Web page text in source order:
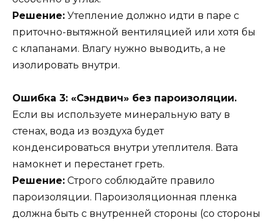
Решение: Утепление должно идти в паре с
приточно-вытяжной вентиляцией или хотя бы
с клапанами. Влагу нужно выводить, а не
изолировать внутри.
Ошибка 3: «Сэндвич» без пароизоляции.
Если вы используете минеральную вату в
стенах, вода из воздуха будет
конденсироваться внутри утеплителя. Вата
намокнет и перестанет греть.
Решение: Строго соблюдайте правило
пароизоляции. Пароизоляционная пленка
должна быть с внутренней стороны (со стороны